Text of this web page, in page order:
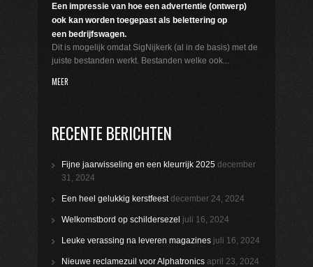
Een impressie van hoe een advertentie (ontwerp)
ook kan worden toegepast als belettering op
een bedrijfswagen.
Dit is mogelijk omdat SigNijkerk (al in de basis) met de
juiste bestanden werkt. Bestanden welke ook...
MEER
RECENTE BERICHTEN
Fijne jaarwisseling en een kleurrijk 2025 december
31, 2024
Een heel gelukkig kerstfeest december 24, 2024
Welkomstbord op schildersezel juli 16, 2024
Leuke verassing na leveren magazines juli 16, 2024
Nieuwe reclamezuil voor Alphatronics april 23, 2024